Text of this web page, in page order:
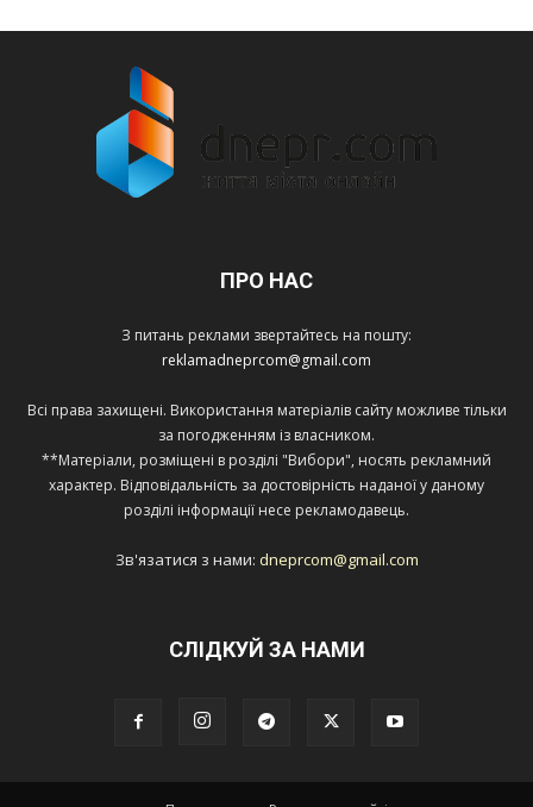
ПРО НАС
З питань реклами звертайтесь на пошту:
reklamadneprcom@gmail.com
Всі права захищені. Використання матеріалів сайту можливе тільки
за погодженням із власником.
**Матеріали, розміщені в розділі "Вибори", носять рекламний
характер. Відповідальність за достовірність наданої у даному
розділі інформації несе рекламодавець.
Зв'язатися з нами: dneprcom@gmail.com
СЛІДКУЙ ЗА НАМИ